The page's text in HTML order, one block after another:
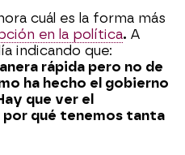
cuál es la forma más
en la política. A
indicando que:
rápida pero no de
ha hecho el gobierno
que ver el
qué tenemos tanta